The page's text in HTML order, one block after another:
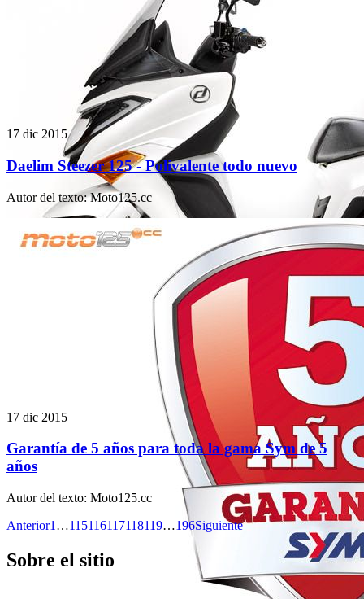
17 dic 2015
Daelim Steezer 125 - Polivalente todo nuevo
Autor del texto: Moto125.cc
17 dic 2015
Garantía de 5 años para toda la gama Sym de 5
años
Autor del texto: Moto125.cc
Anterior1 …115116117118119…196Siguiente
Sobre el sitio